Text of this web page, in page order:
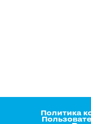
Политика